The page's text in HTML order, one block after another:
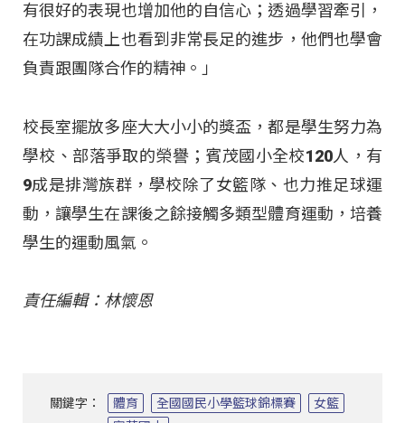
有很好的表現也增加他的自信心；透過學習牽引，
在功課成績上也看到非常長足的進步，他們也學會
負責跟團隊合作的精神。」
校長室擺放多座大大小小的獎盃，都是學生努力為
學校、部落爭取的榮譽；賓茂國小全校120人，有
9成是排灣族群，學校除了女籃隊、也力推足球運
動，讓學生在課後之餘接觸多類型體育運動，培養
學生的運動風氣。
責任編輯：林懷恩
關鍵字： 體育 全國國民小學籃球錦標賽
女籃